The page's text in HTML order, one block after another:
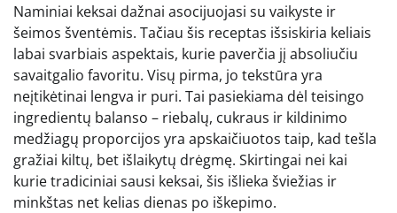
Naminiai keksai dažnai asocijuojasi su vaikyste ir
šeimos šventėmis. Tačiau šis receptas išsiskiria keliais
labai svarbiais aspektais, kurie paverčia jį absoliučiu
savaitgalio favoritu. Visų pirma, jo tekstūra yra
neįtikėtinai lengva ir puri. Tai pasiekiama dėl teisingo
ingredientų balanso – riebalų, cukraus ir kildinimo
medžiagų proporcijos yra apskaičiuotos taip, kad tešla
gražiai kiltų, bet išlaikytų drėgmę. Skirtingai nei kai
kurie tradiciniai sausi keksai, šis išlieka šviežias ir
minkštas net kelias dienas po iškepimo.